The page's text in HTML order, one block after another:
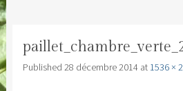
Published 28 décembre 2014at 1536 ×